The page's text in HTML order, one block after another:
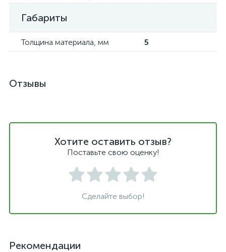
Габариты
Толщина материала, мм 5
Отзывы
Хотите оставить отзыв?
Поставьте свою оценку!
Сделайте выбор!
Рекомендации